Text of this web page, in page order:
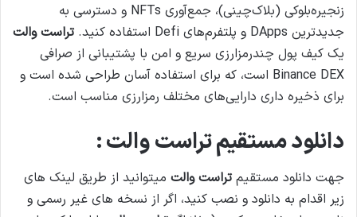
زنجیره‌بلوکی (بلاک‌چینی)، جمع‌آوری NFTs و دسترسی به
جدیدترین DApps و پلتفرم‌های Defi استفاده کنید.
تراست والت
یک کیف پول چندرمزارزی سریع و امن با پشتیبانی از صرافی
Binance DEX است، که برای استفاده آسان طراحی شده است و
برای ذخیره داری دارایی‌های مختلف رمزارزی مناسب است.
دانلود مستقیمتراست والت:
جهت دانلود مستقیمتراست والت میتوانید از طریق لینک های
زیر اقدام به دانلود و نصب کنید، اگر از نسخه های غیر رسمی و